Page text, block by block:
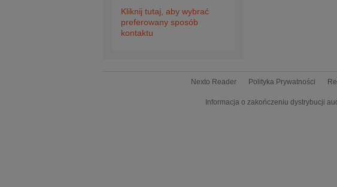
Kliknij tutaj, aby wybrać
preferowany sposób
kontaktu
Nexto Reader Polityka Prywatności
Informacja o zakończeniu dystrybucji